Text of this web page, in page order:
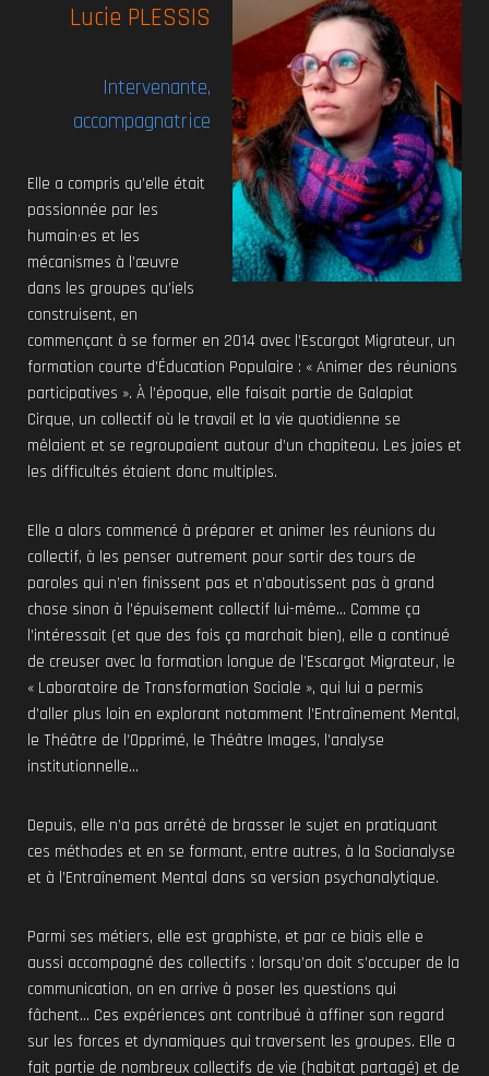
Lucie PLESSIS
Intervenante,
accompagnatrice
Elle a compris qu’elle était
passionnée par les
humain·es et les
mécanismes à l’œuvre
dans les groupes qu’iels
construisent, en
commençant à se former en 2014 avec l’Escargot Migrateur, un
formation courte d’Éducation Populaire : « Animer des réunions
participatives ». À l’époque, elle faisait partie de Galapiat
Cirque, un collectif où le travail et la vie quotidienne se
mêlaient et se regroupaient autour d’un chapiteau. Les joies et
les difficultés étaient donc multiples.
Elle a alors commencé à préparer et animer les réunions du
collectif, à les penser autrement pour sortir des tours de
paroles qui n’en finissent pas et n’aboutissent pas à grand
chose sinon à l’épuisement collectif lui-même… Comme ça
l’intéressait (et que des fois ça marchait bien), elle a continué
de creuser avec la formation longue de l’Escargot Migrateur, le
« Laboratoire de Transformation Sociale », qui lui a permis
d’aller plus loin en explorant notamment l’Entraînement Mental,
le Théâtre de l’Opprimé, le Théâtre Images, l’analyse
institutionnelle…
Depuis, elle n’a pas arrêté de brasser le sujet en pratiquant
ces méthodes et en se formant, entre autres, à la Socianalyse
et à l’Entraînement Mental dans sa version psychanalytique.
Parmi ses métiers, elle est graphiste, et par ce biais elle e
aussi accompagné des collectifs : lorsqu’on doit s’occuper de la
communication, on en arrive à poser les questions qui
fâchent… Ces expériences ont contribué à affiner son regard
sur les forces et dynamiques qui traversent les groupes. Elle a
fait partie de nombreux collectifs de vie (habitat partagé) et de